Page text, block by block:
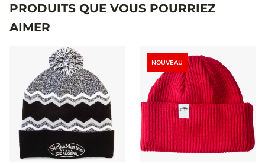
PRODUITS QUE VOUS POURRIEZ
AIMER
NOUVEAU